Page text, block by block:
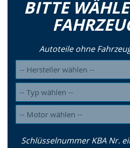
BITTE
Autoteile ohne
Schlüsselnummer KBA Nr.